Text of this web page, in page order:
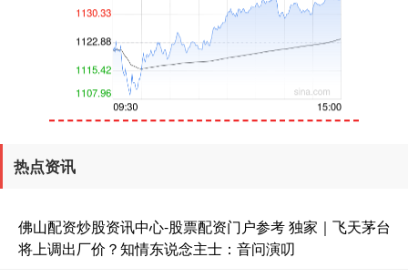
热点资讯
佛山配资炒股资讯中心-股票配资门户参考 独家｜飞天茅台
将上调出厂价？知情东说念主士：音问演叨